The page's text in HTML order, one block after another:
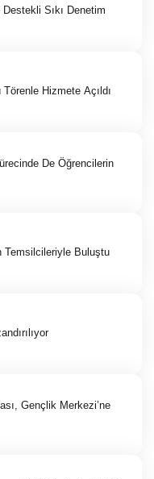
Sıkı Denetim
Hizmete Açıldı
De Öğrencilerin
Temsilcileriyle Buluştu
Gençlik Merkezi’ne